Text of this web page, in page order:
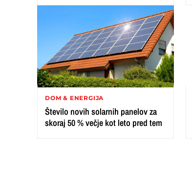
DOM & ENERGIJA
Število novih solarnih panelov za
skoraj 50 % večje kot leto pred tem